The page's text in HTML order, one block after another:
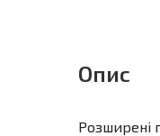
Опис
Розширені